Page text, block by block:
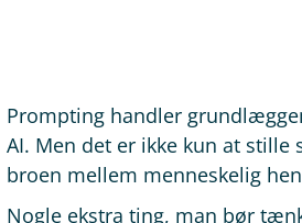
Prompting handler
AI. Men det er ikke kun at stille
broen mellem menneskelig
Nogle ekstra ting, man bør